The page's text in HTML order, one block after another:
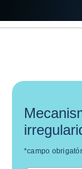
*campo